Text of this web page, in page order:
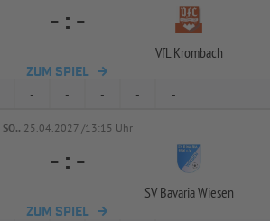
- : -
VfL Krombach
ZUM SPIEL
- - - - -
SO.. 25.04.2027 /13:15 Uhr
- : -
SV Bavaria Wiesen
ZUM SPIEL